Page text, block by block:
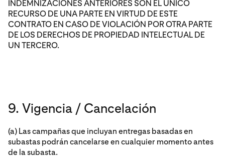
INDEMNIZACIONES ANTERIORES SON EL ÚNICO
RECURSO DE UNA PARTE EN VIRTUD DE ESTE
CONTRATO EN CASO DE VIOLACIÓN POR OTRA PARTE
DE LOS DERECHOS DE PROPIEDAD INTELECTUAL DE
UN TERCERO.
9. Vigencia / Cancelación
(a) Las campañas que incluyan entregas basadas en
subastas podrán cancelarse en cualquier momento antes
de la subasta.